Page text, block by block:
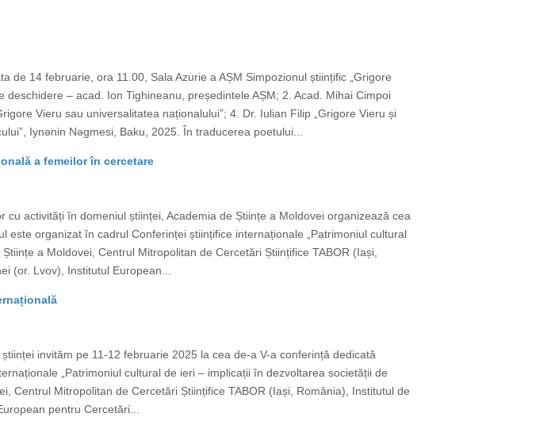
de 14 februarie, ora 11.00, Sala Azurie a AȘM Simpozionul științific „Grigore
– acad. Ion Tighineanu, președintele AȘM; 2. Acad. Mihai Cimpoi
Vieru sau universalitatea naționalului”; 4. Dr. Iulian Filip „Grigore Vieru și
Iynǝnin Nǝgmesi, Baku, 2025. În traducerea poetului...
a femeilor în cercetare
activități în domeniul științei, Academia de Științe a Moldovei organizează cea
organizat în cadrul Conferinței științifice internaționale „Patrimoniul cultural
a Moldovei, Centrul Mitropolitan de Cercetări Științifice TABOR (Iași,
(or. Lvov), Institutul European...
invităm pe 11-12 februarie 2025 la cea de-a V-a conferință dedicată
„Patrimoniul cultural de ieri – implicații în dezvoltarea societății de
Centrul Mitropolitan de Cercetări Științifice TABOR (Iași, România), Institutul de
pentru Cercetări...